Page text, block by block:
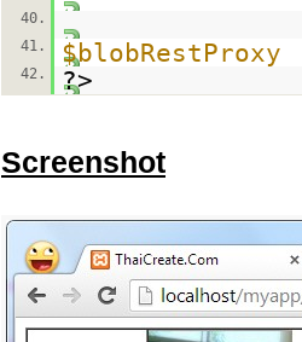
40.
41.
$blobRestProxy
42. ?>
Screenshot